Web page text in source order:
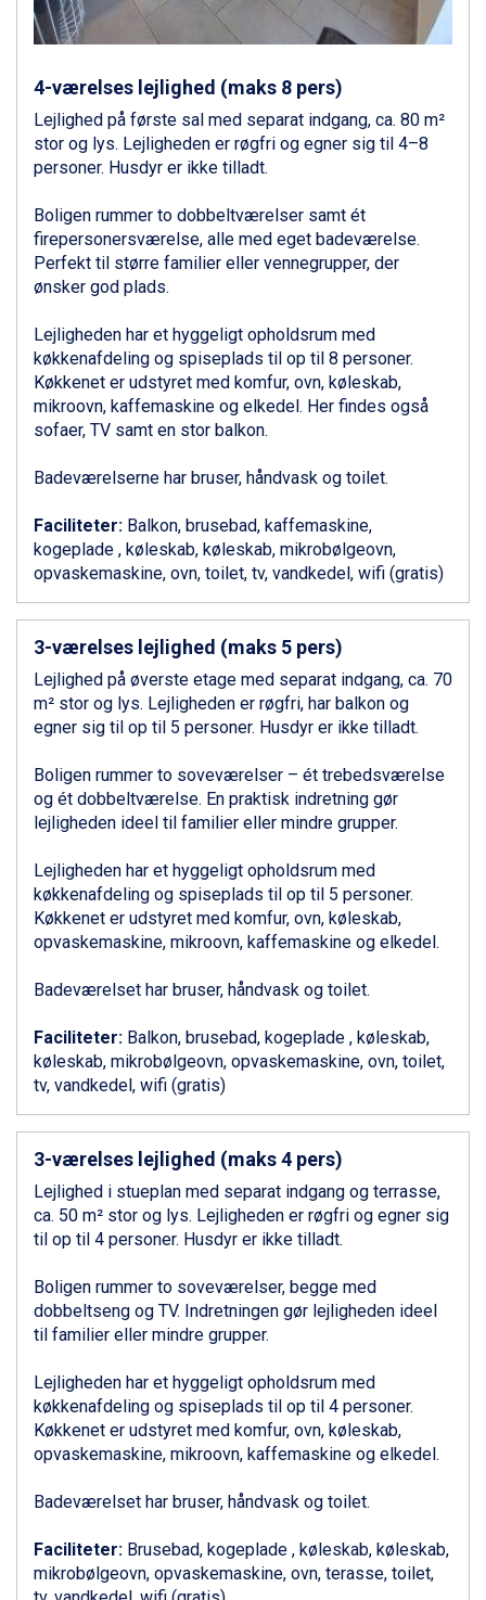
Sestriere fra DKK 4.395
Fieberbrunn fra DKK 6.145
Ischgl fra DKK 7.095
St. Anton fra DKK 7.245
Zell am See fra DKK 4.095
Livigno fra DKK 4.145
Canazei fra DKK 4.745
Ponte di Legno fra DKK 4.745
Alleghe fra DKK 5.595
Bad Gastein fra DKK 4.195
Sauze dOulx fra DKK 4.045
Arabba fra DKK 7.045
La Thuile fra DKK 4.595
Val Thorens fra DKK 5.395
Cervinia fra DKK 5.295
Bad Hofgastein fra DKK 5.495
Passo Tonale fra DKK 3.795
Saalbach fra DKK 5.945
Sölden fra DKK 8.445
Champoluc fra DKK 3.795
Sestriere fra DKK 4.395
Fieberbrunn fra DKK 6.145
Wagrain fra DKK 4.645
Ischgl fra DKK 7.095
St. Anton fra DKK 7.245
Zell am See fra DKK 4.095
Livigno fra DKK 4.145
Canazei fra DKK 4.745
Ponte di Legno fra DKK 4.745
Alleghe fra DKK 5.595
Sauze dOulx fra DKK 4.045
Arabba fra DKK 7.045
La Thuile fra DKK 4.595
Cervinia fra DKK 5.295
Bad Hofgastein fra DKK 5.495
Passo Tonale fra DKK 3.795
Saalbach fra DKK 5.945
Champoluc fra DKK 3.795
Fieberbrunn fra DKK 6.145
Wagrain fra DKK 4.645
Ischgl fra DKK 7.095
St. Anton fra DKK 7.245
Zell am See fra DKK 4.095
Livigno fra DKK 4.145
Canazei fra DKK 4.745
Ponte di Legno fra DKK 4.745
Alleghe fra DKK 5.595
Bad Gastein fra DKK 4.195
Sauze dOulx fra DKK 4.045
Arabba fra DKK 7.045
La Thuile fra DKK 4.595
Val Thorens fra DKK 5.395
Cervinia fra DKK 5.295
Bad Hofgastein fra DKK 5.495
Passo Tonale fra DKK 3.795
Saalbach fra DKK 5.945
Sölden fra DKK 8.445
Champoluc fra DKK 3.795
Sestriere fra DKK 4.395
Fieberbrunn fra DKK 6.145
Wagrain fra DKK 4.645
Ischgl fra DKK 7.095
4-værelses lejlighed (maks 8 pers)
Lejlighed på første sal med separat indgang, ca. 80 m²
stor og lys. Lejligheden er røgfri og egner sig til 4–8
personer. Husdyr er ikke tilladt.
Boligen rummer to dobbeltværelser samt ét
firepersonersværelse, alle med eget badeværelse.
Perfekt til større familier eller vennegrupper, der
ønsker god plads.
Lejligheden har et hyggeligt opholdsrum med
køkkenafdeling og spiseplads til op til 8 personer.
Køkkenet er udstyret med komfur, ovn, køleskab,
mikroovn, kaffemaskine og elkedel. Her findes også
sofaer, TV samt en stor balkon.
Badeværelserne har bruser, håndvask og toilet.
Faciliteter: Balkon, brusebad, kaffemaskine,
kogeplade , køleskab, køleskab, mikrobølgeovn,
opvaskemaskine, ovn, toilet, tv, vandkedel, wifi (gratis)
3-værelses lejlighed (maks 5 pers)
Lejlighed på øverste etage med separat indgang, ca. 70
m² stor og lys. Lejligheden er røgfri, har balkon og
egner sig til op til 5 personer. Husdyr er ikke tilladt.
Boligen rummer to soveværelser – ét trebedsværelse
og ét dobbeltværelse. En praktisk indretning gør
lejligheden ideel til familier eller mindre grupper.
Lejligheden har et hyggeligt opholdsrum med
køkkenafdeling og spiseplads til op til 5 personer.
Køkkenet er udstyret med komfur, ovn, køleskab,
opvaskemaskine, mikroovn, kaffemaskine og elkedel.
Badeværelset har bruser, håndvask og toilet.
Faciliteter: Balkon, brusebad, kogeplade , køleskab,
køleskab, mikrobølgeovn, opvaskemaskine, ovn, toilet,
tv, vandkedel, wifi (gratis)
3-værelses lejlighed (maks 4 pers)
Lejlighed i stueplan med separat indgang og terrasse,
ca. 50 m² stor og lys. Lejligheden er røgfri og egner sig
til op til 4 personer. Husdyr er ikke tilladt.
Boligen rummer to soveværelser, begge med
dobbeltseng og TV. Indretningen gør lejligheden ideel
til familier eller mindre grupper.
Lejligheden har et hyggeligt opholdsrum med
køkkenafdeling og spiseplads til op til 4 personer.
Køkkenet er udstyret med komfur, ovn, køleskab,
opvaskemaskine, mikroovn, kaffemaskine og elkedel.
Badeværelset har bruser, håndvask og toilet.
Faciliteter: Brusebad, kogeplade , køleskab, køleskab,
mikrobølgeovn, opvaskemaskine, ovn, terasse, toilet,